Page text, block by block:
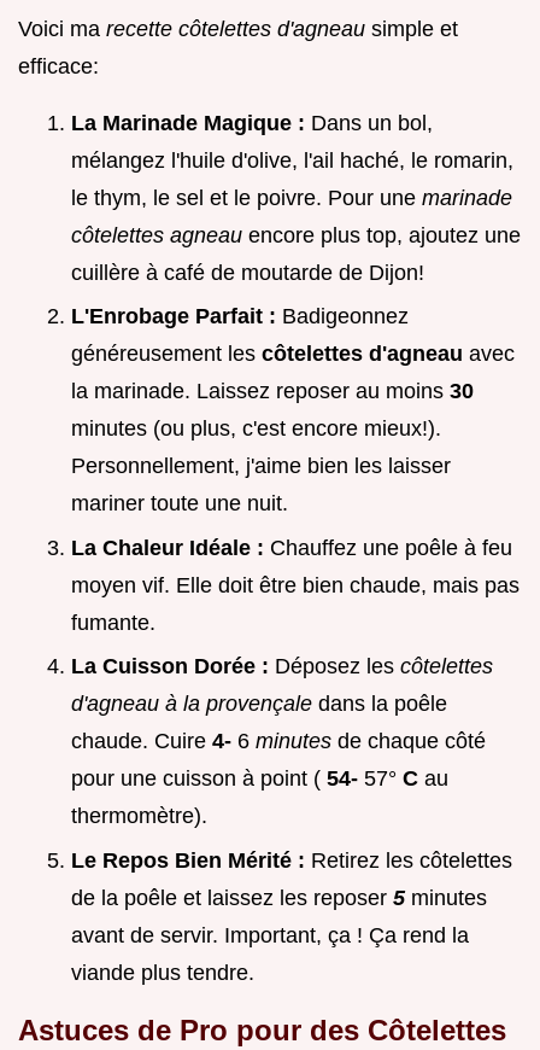
Voici ma recette côtelettes d'agneau simple et
efficace:
La Marinade Magique : Dans un bol,
mélangez l'huile d'olive, l'ail haché, le romarin,
le thym, le sel et le poivre. Pour une marinade
côtelettes agneau encore plus top, ajoutez une
cuillère à café de moutarde de Dijon!
L'Enrobage Parfait : Badigeonnez
généreusement les côtelettes d'agneau avec
la marinade. Laissez reposer au moins 30
minutes (ou plus, c'est encore mieux!).
Personnellement, j'aime bien les laisser
mariner toute une nuit.
La Chaleur Idéale : Chauffez une poêle à feu
moyen vif. Elle doit être bien chaude, mais pas
fumante.
La Cuisson Dorée : Déposez les côtelettes
d'agneau à la provençale dans la poêle
chaude. Cuire 4- 6 minutes de chaque côté
pour une cuisson à point ( 54- 57° C au
thermomètre).
Le Repos Bien Mérité : Retirez les côtelettes
de la poêle et laissez les reposer 5 minutes
avant de servir. Important, ça ! Ça rend la
viande plus tendre.
Astuces de Pro pour des Côtelettes